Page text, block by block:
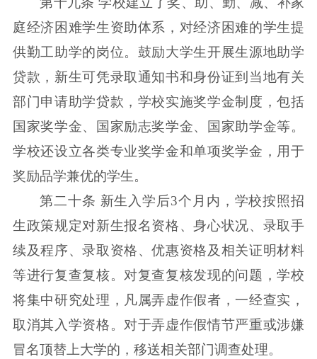
庭经济困难学生资助体系，对经济困难的学生提
供勤工助学的岗位。鼓励大学生开展生源地助学
贷款，新生可凭录取通知书和身份证到当地有关
部门申请助学贷款，学校实施奖学金制度，包括
国家奖学金、国家励志奖学金、国家助学金等。
学校还设立各类专业奖学金和单项奖学金，用于
奖励品学兼优的学生。
第二十条 新生入学后3个月内，学校按照招
生政策规定对新生报名资格、身心状况、录取手
续及程序、录取资格、优惠资格及相关证明材料
等进行复查复核。对复查复核发现的问题，学校
将集中研究处理，凡属弄虚作假者，一经查实，
取消其入学资格。对于弄虚作假情节严重或涉嫌
冒名顶替上大学的，移送相关部门调查处理。